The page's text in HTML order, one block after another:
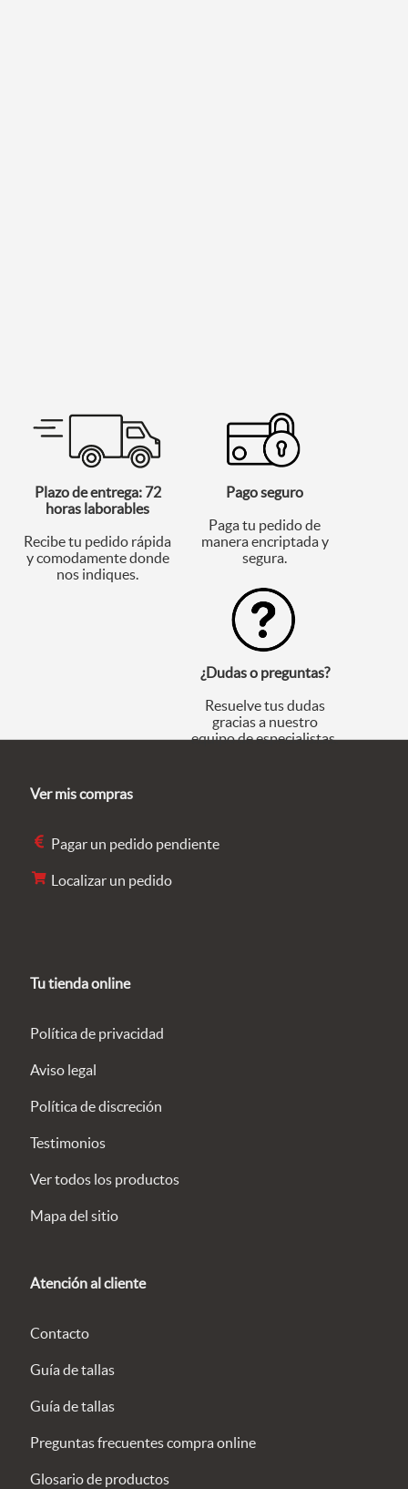
Plazo de entrega: 72
horas laborables
Recibe tu pedido rápida
y comodamente donde
nos indiques.
Pago seguro
Paga tu pedido de
manera encriptada y
segura.
¿Dudas o preguntas?
Resuelve tus dudas
gracias a nuestro
equipo de especialistas.
Ver mis compras
Pagar un pedido pendiente
Localizar un pedido
Tu tienda online
Política de privacidad
Aviso legal
Política de discreción
Testimonios
Ver todos los productos
Mapa del sitio
Atención al cliente
Contacto
Guía de tallas
Guía de tallas
Preguntas frecuentes compra online
Glosario de productos